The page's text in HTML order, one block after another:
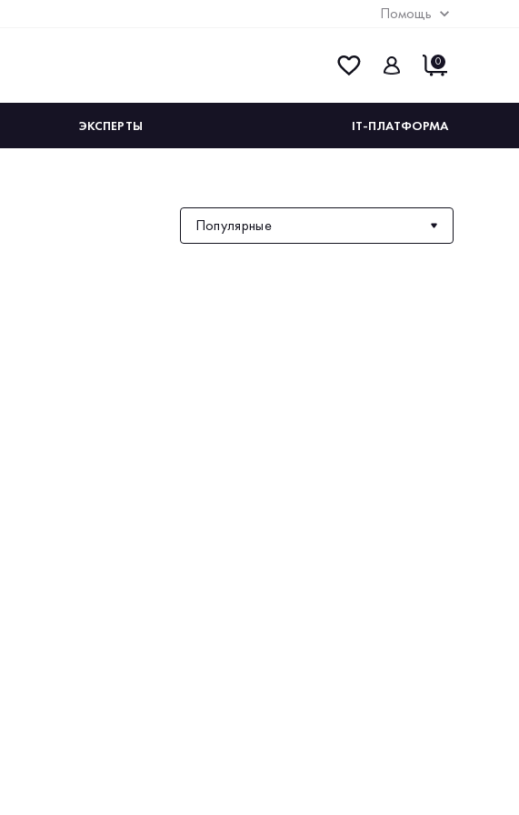
Помощь
0
ЭКСПЕРТЫ IT-ПЛАТФОРМА
Популярные